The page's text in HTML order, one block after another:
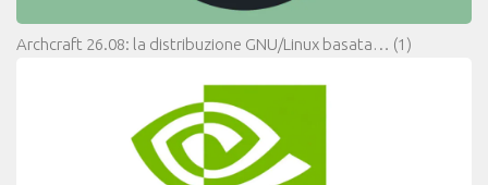
Archcraft 26.08: la distribuzione GNU/Linux basata… (1)